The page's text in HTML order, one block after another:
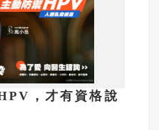
，才有資格說